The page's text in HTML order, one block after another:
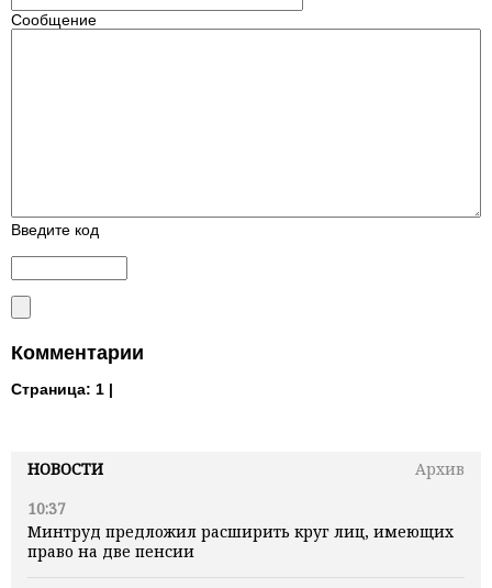
НОВОСТИ
Архив
10:37
Минтруд предложил расширить круг лиц, имеющих
право на две пенсии
Сообщение
Введите код
Комментарии
Страница: 1 |